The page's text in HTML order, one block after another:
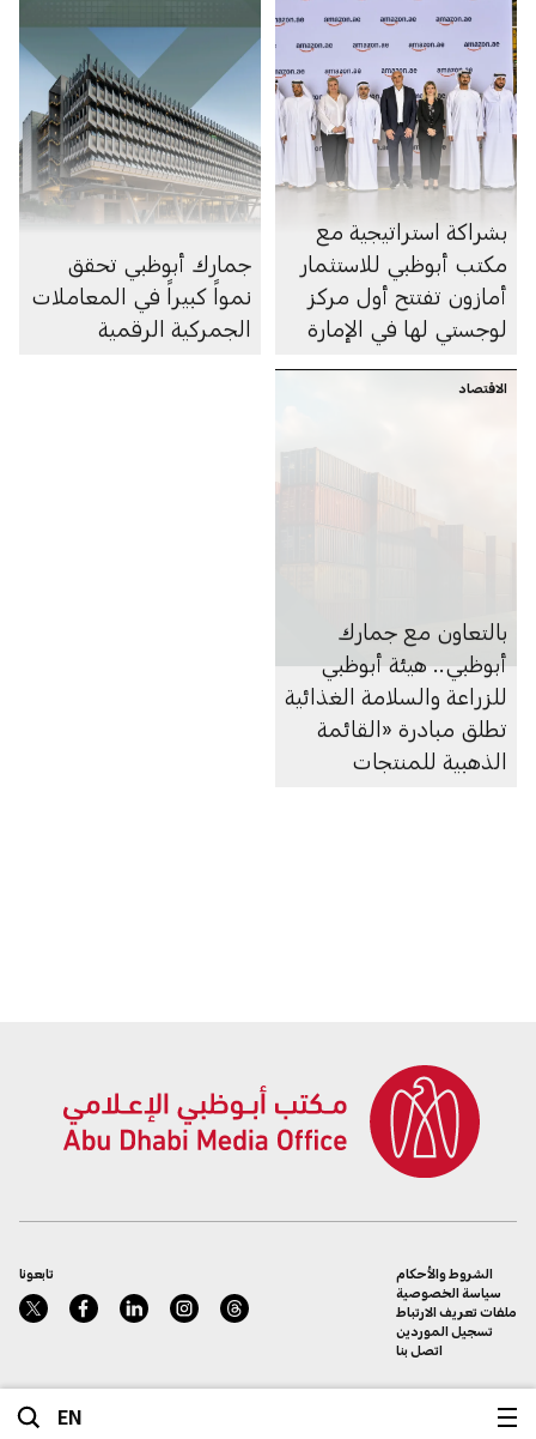
EN
بشراكة استراتيجية مع
مكتب أبوظبي للاستثمار
أمازون تفتتح أول مركز
لوجستي لها في الإمارة
جمارك أبوظبي تحقق
نمواً كبيراً في المعاملات
الجمركية الرقمية
الاقتصاد
بالتعاون مع جمارك
أبوظبي.. هيئة أبوظبي
للزراعة والسلامة الغذائية
تطلق مبادرة «القائمة
الذهبية للمنتجات
تابعونا
الشروط والأحكام
سياسة الخصوصية
ملفات تعريف الارتباط
تسجيل الموردين
اتصل بنا